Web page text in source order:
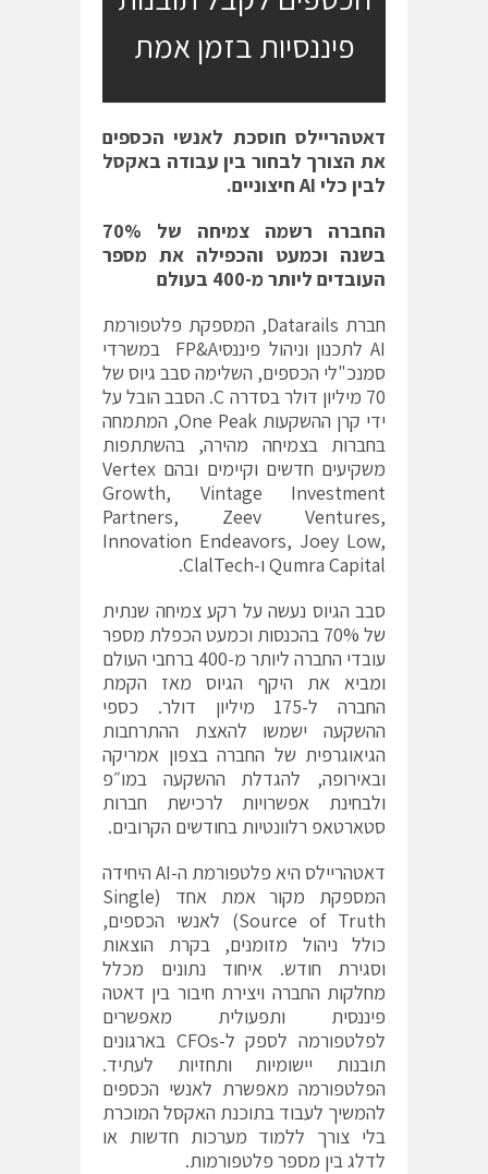
פיננסיות בזמן אמת
דאטהריילס חוסכת לאנשי הכספים
את הצורך לבחור בין עבודה באקסל
לבין כלי AIחיצוניים.
החברה רשמה צמיחה של 70%
בשנה וכמעט והכפילה את מספר
העובדים ליותר מ-400 בעולם
חברת Datarails, המספקת פלטפורמת
AI לתכנון וניהול פיננסיFP&A במשרדי
סמנכ"לי הכספים, השלימה סבב גיוס של
70 מיליון דולר בסדרה C. הסבב הובל על
ידי קרן ההשקעות One Peak, המתמחה
בחברות בצמיחה מהירה, בהשתתפות
משקיעים חדשים וקיימים ובהם Vertex
Growth, Vintage Investment
Partners, Zeev Ventures,
Innovation Endeavors, Joey Low,
Qumra Capital ו-ClalTech.
סבב הגיוס נעשה על רקע צמיחה שנתית
של 70% בהכנסות וכמעט הכפלת מספר
עובדי החברה ליותר מ-400 ברחבי העולם
ומביא את היקף הגיוס מאז הקמת
החברה ל-175 מיליון דולר. כספי
ההשקעה ישמשו להאצת ההתרחבות
הגיאוגרפית של החברה בצפון אמריקה
ובאירופה, להגדלת ההשקעה במו״פ
ולבחינת אפשרויות לרכישת חברות
סטארטאפ רלוונטיות בחודשים הקרובים.
דאטהריילס היא פלטפורמת ה-AI היחידה
המספקת מקור אמת אחד (Single
Source of Truth) לאנשי הכספים,
כולל ניהול מזומנים, בקרת הוצאות
וסגירת חודש. איחוד נתונים מכלל
מחלקות החברה ויצירת חיבור בין דאטה
פיננסית ותפעולית מאפשרים
לפלטפורמה לספק ל-CFOs בארגונים
תובנות יישומיות ותחזיות לעתיד.
הפלטפורמה מאפשרת לאנשי הכספים
להמשיך לעבוד בתוכנת האקסל המוכרת
בלי צורך ללמוד מערכות חדשות או
לדלג בין מספר פלטפורמות.